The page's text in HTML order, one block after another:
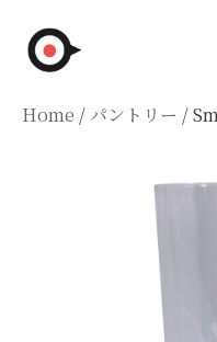
Home / パントリー /